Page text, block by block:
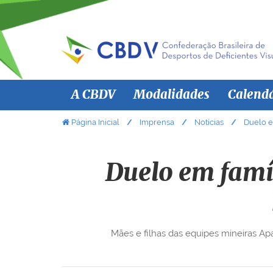
A CBDV Modalidades
V Página Inicial Imprensa Notícias Duelo
Duelo em
Mães e filhas das equipes mineiras